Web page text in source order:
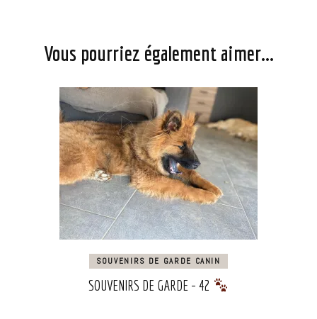
Vous pourriez également aimer...
SOUVENIRS DE GARDE CANIN
SOUVENIRS DE GARDE – 42